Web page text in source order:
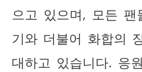
으고 있으며, 모든 팬
기와 더불어 화합의
대하고 있습니다. 응